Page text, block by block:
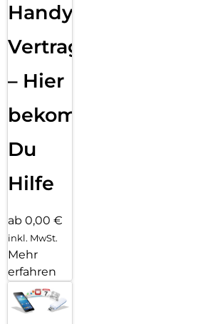
Handy
Vertragsabwicklung
– Hier
bekommst
Du
Hilfe
ab 0,00 €
inkl. MwSt.
Mehr
erfahren